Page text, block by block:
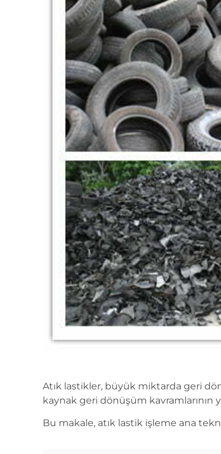
Atık lastikler, büyük miktarda geri
kaynak geri dönüşüm kavramlarının
Bu makale, atık lastik işleme ana